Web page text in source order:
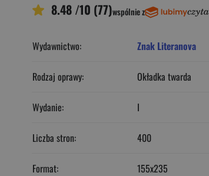
8.48 /10 (77)wspólnie z
Wydawnictwo: Znak Literanova
Rodzaj oprawy: Okładka twarda
Wydanie: I
Liczba stron: 400
Format: 155x235